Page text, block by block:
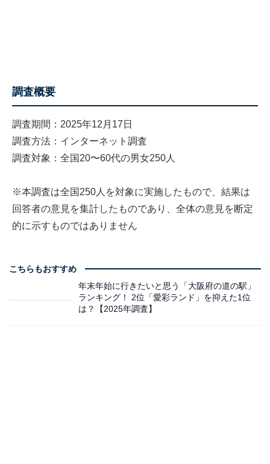
調査概要
調査期間：2025年12月17日
調査方法：インターネット調査
調査対象：全国20〜60代の男女250人
※本調査は全国250人を対象に実施したもので、結果は
回答者の意見を集計したものであり、全体の意見を断定
的に示すものではありません
こちらもおすすめ
年末年始に行きたいと思う「大阪府の道の駅」
ランキング！ 2位「愛彩ランド」を抑えた1位
は？【2025年調査】